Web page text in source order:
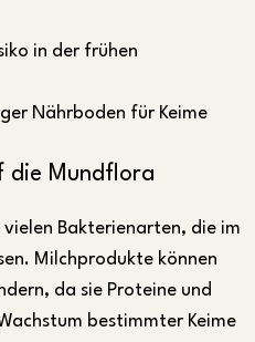
in der frühen
Nährboden für Keime
die Mundflora
Bakterienarten, die im
Milchprodukte können
da sie Proteine und
bestimmter Keime